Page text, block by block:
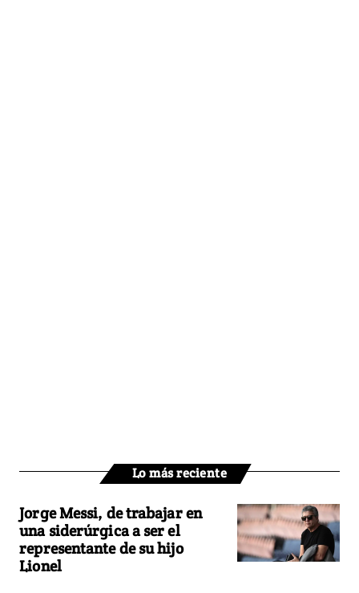
Lo más reciente
Jorge Messi, de trabajar en
una siderúrgica a ser el
representante de su hijo
Lionel